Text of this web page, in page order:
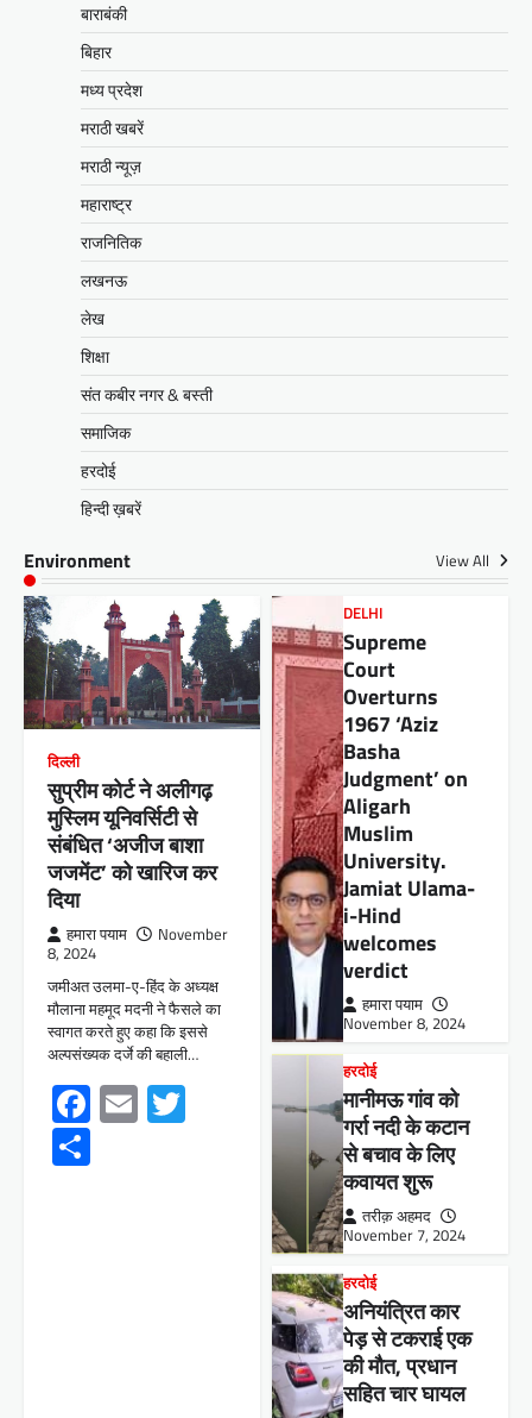
बाराबंकी
बिहार
मध्य प्रदेश
मराठी खबरें
मराठी न्यूज़
महाराष्ट्र
राजनितिक
लखनऊ
लेख
शिक्षा
संत कबीर नगर & बस्ती
समाजिक
हरदोई
हिन्दी ख़बरें
Environment View All
दिल्ली
सुप्रीम कोर्ट ने अलीगढ़
मुस्लिम यूनिवर्सिटी से
संबंधित ‘अजीज बाशा
जजमेंट’ को खारिज कर
दिया
हमारा पयाम
November
8, 2024
जमीअत उलमा-ए-हिंद के अध्यक्ष
मौलाना महमूद मदनी ने फैसले का
स्वागत करते हुए कहा कि इससे
अल्पसंख्यक दर्जे की बहाली…
Facebook
Email Twitter
DELHI
Supreme
Court
Overturns
1967 ‘Aziz
Basha
Judgment’ on
Aligarh
Muslim
University.
Jamiat Ulama-
i-Hind
welcomes
verdict
हमारा पयाम
November 8, 2024
हरदोई
मानीमऊ गांव को
गर्रा नदी के कटान
से बचाव के लिए
कवायत शुरू
तरीक़ अहमद
November 7, 2024
हरदोई
अनियंत्रित कार
पेड़ से टकराई एक
की मौत, प्रधान
सहित चार घायल